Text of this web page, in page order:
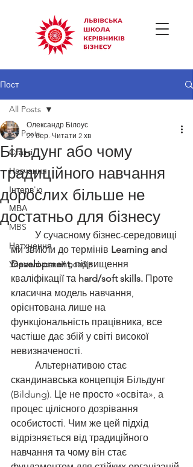
Пост
All Posts
Статті
Навчання
Інтерв'ю
МВА
MBS
Натхнення
Управлінський розбір
All Posts
Більдунг або чому
традиційного навчання
дорослих більше не
достатньо для бізнесу
Олександр Білоус
29 бер. Читати 2 хв
ми звикли до термінів Learning and
Development, підвищення
кваліфікації та hard/soft skills. Проте
класична модель навчання,
орієнтована лише на
функціональність працівника, все
частіше дає збій у світі високої
невизначеності.
скандинавська концепція Більдунг
(Bildung). Це не просто «освіта», а
процес цілісного дозрівання
особистості. Чим же цей підхід
відрізняється від традиційного
навчання та чому він стає